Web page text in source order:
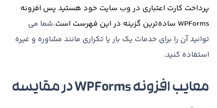
پرداخت کارت اعتباری در وب سایت خود هستید پس افزونه
WPForms ساده‌ترین گزینه در این فهرست است.شما می
توانید آن را برای خدمات یک بار یا تکراری مانند مشاوره و غیره
استفاده کنید.
معایب افزونه WPForms در مقایسه